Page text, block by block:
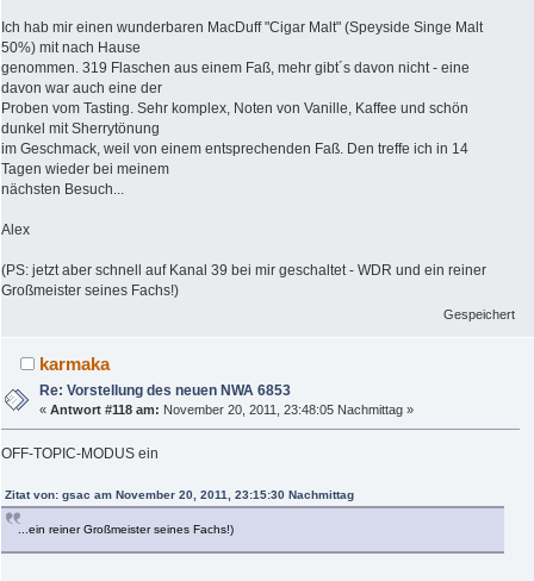
Ich hab mir einen wunderbaren MacDuff "Cigar Malt" (Speyside Singe Malt
50%) mit nach Hause
genommen. 319 Flaschen aus einem Faß, mehr gibt´s davon nicht - eine
davon war auch eine der
Proben vom Tasting. Sehr komplex, Noten von Vanille, Kaffee und schön
dunkel mit Sherrytönung
im Geschmack, weil von einem entsprechenden Faß. Den treffe ich in 14
Tagen wieder bei meinem
nächsten Besuch...
Alex
(PS: jetzt aber schnell auf Kanal 39 bei mir geschaltet - WDR und ein reiner
Großmeister seines Fachs!)
Gespeichert
karmaka
Re: Vorstellung des neuen NWA 6853
«Antwort #118 am: November 20, 2011, 23:48:05 Nachmittag »
OFF-TOPIC-MODUS ein
Zitat von: gsac am November 20, 2011, 23:15:30 Nachmittag
...ein reiner Großmeister seines Fachs!)